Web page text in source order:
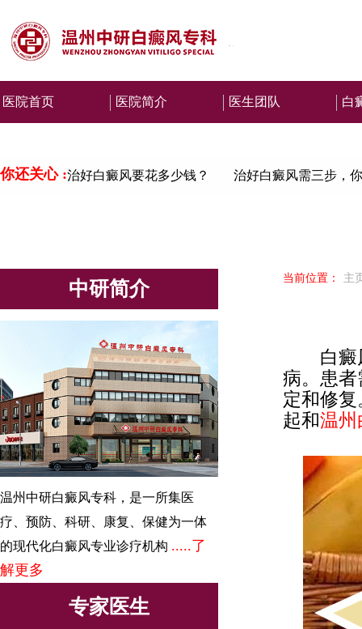
医院首页 医院简介 医生团队 白
你还关心 :治好白癜风要花多少钱？ 治好白癜风需三步，
中研简介
温州中研白癜风专科，是一所集医
疗、预防、科研、康复、保健为一体
的现代化白癜风专业诊疗机构 .....了
解更多
专家医生
当前位置： 主
白癜
病。患
定和修
起和温州